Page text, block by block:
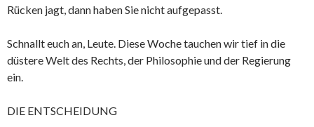
Rücken jagt, dann haben Sie nicht aufgepasst.
Schnallt euch an, Leute. Diese Woche tauchen wir tief in die
düstere Welt des Rechts, der Philosophie und der Regierung
ein.
DIE ENTSCHEIDUNG